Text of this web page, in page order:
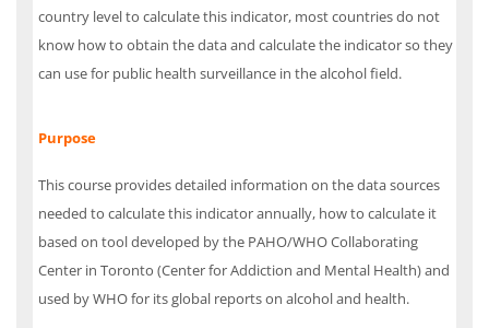
country level to calculate this indicator, most countries do not
know how to obtain the data and calculate the indicator so they
can use for public health surveillance in the alcohol field.
Purpose
This course provides detailed information on the data sources
needed to calculate this indicator annually, how to calculate it
based on tool developed by the PAHO/WHO Collaborating
Center in Toronto (Center for Addiction and Mental Health) and
used by WHO for its global reports on alcohol and health.